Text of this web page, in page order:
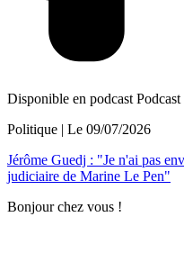
Disponible en podcast Podcast
Politique | Le 09/07/2026
Jérôme Guedj : "Je n'ai pas
judiciaire de Marine Le Pen"
Bonjour chez vous !